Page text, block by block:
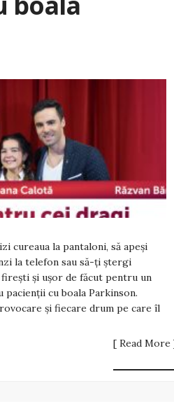
cureaua la pantaloni, să apeși
la telefon sau să-ți ștergi
și ușor de făcut pentru un
pacienții cu boala Parkinson.
și fiecare drum pe care îl
[ Read More